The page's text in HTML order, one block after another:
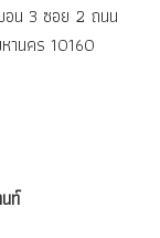
อน 3 ซอย 2 ถนน
านคร 10160
ท์